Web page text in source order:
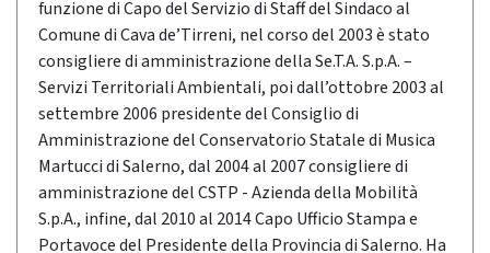
funzione di Capo del Servizio di Staff del Sindaco al
Comune di Cava de’Tirreni, nel corso del 2003 è stato
consigliere di amministrazione della Se.T.A. S.p.A. –
Servizi Territoriali Ambientali, poi dall’ottobre 2003 al
settembre 2006 presidente del Consiglio di
Amministrazione del Conservatorio Statale di Musica
Martucci di Salerno, dal 2004 al 2007 consigliere di
amministrazione del CSTP - Azienda della Mobilità
S.p.A., infine, dal 2010 al 2014 Capo Ufficio Stampa e
Portavoce del Presidente della Provincia di Salerno. Ha